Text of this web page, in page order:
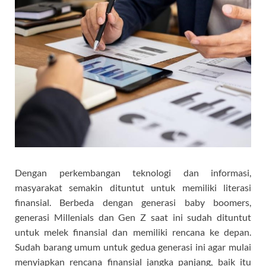
Dengan perkembangan teknologi dan informasi,
masyarakat semakin dituntut untuk memiliki literasi
finansial. Berbeda dengan generasi baby boomers,
generasi Millenials dan Gen Z saat ini sudah dituntut
untuk melek finansial dan memiliki rencana ke depan.
Sudah barang umum untuk gedua generasi ini agar mulai
menyiapkan rencana finansial jangka panjang, baik itu